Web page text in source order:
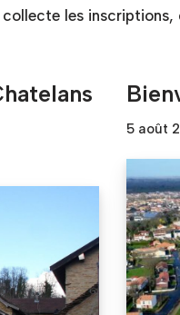
les inscriptions,
5 août